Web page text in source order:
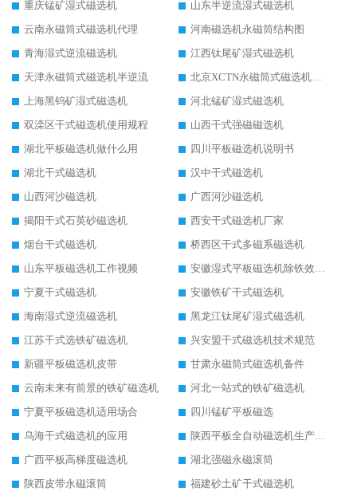
重庆锰矿湿式磁选机
山东半逆流湿式磁选机
云南永磁筒式磁选机代理
河南磁选机永磁筒结构图
青海湿式逆流磁选机
江西钛尾矿湿式磁选机
天津永磁筒式磁选机半逆流
北京XCTN永磁筒式磁选机磁块位置
上海黑钨矿湿式磁选机
河北锰矿湿式磁选机
双滦区干式磁选机使用规程
山西干式强磁磁选机
湖北平板磁选机做什么用
四川平板磁选机说明书
湖北干式磁选机
汉中干式磁选机
山西河沙磁选机
广西河沙磁选机
揭阳干式石英砂磁选机
西安干式磁选机厂家
烟台干式磁选机
桥西区干式多磁系磁选机
山东平板磁选机工作视频
安徽湿式平板磁选机除铁效果怎么样
宁夏干式磁选机
安徽铁矿干式磁选机
海南湿式逆流磁选机
黑龙江钛尾矿湿式磁选机
江苏干式选铁矿磁选机
兴安盟干式磁选机技术规范
新疆平板磁选机皮带
甘肃永磁筒式磁选机备件
云南未来有前景的铁矿磁选机
河北一站式的铁矿磁选机
宁夏平板磁选机适用场合
四川锰矿平板磁选
乌海干式磁选机的应用
陕西平板全自动磁选机生产厂家
广西平板高梯度磁选机
湖北强磁永磁滚筒
陕西皮带永磁滚筒
福建砂土矿干式磁选机